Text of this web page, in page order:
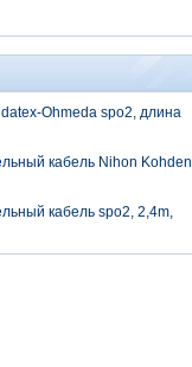
Ohmeda spo2, длина
кабель Nihon Kohden
кабель spo2, 2,4m,